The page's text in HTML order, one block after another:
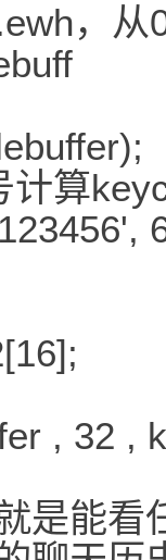
，
计算
, 32 ,
是能看